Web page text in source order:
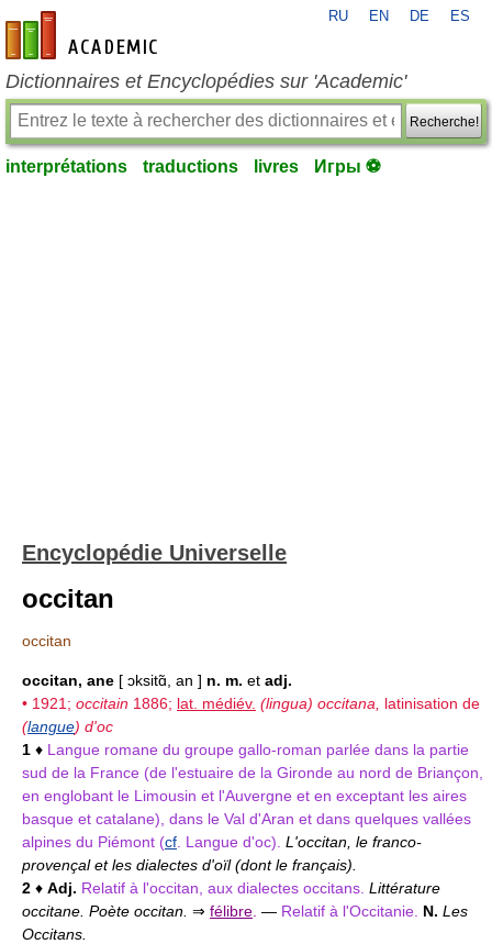
fr-academic.com
RU EN DE ES
Dictionnaires et Encyclopédies sur 'Academic'
Recherche!
interprétations traductions livres Игры ⚽
Encyclopédie Universelle
occitan
occitan
occitan, ane [ ɔksitɑ̃, an ] n. m. et adj.
• 1921; occitain 1886; lat. médiév. (lingua) occitana,
latinisation de
(langue) d'oc
1 ♦ Langue romane du groupe gallo-roman parlée dans la partie
sud de la France (de l'estuaire de la Gironde au nord de Briançon,
en englobant le Limousin et l'Auvergne et en exceptant les aires
basque et catalane), dans le Val d'Aran et dans quelques vallées
alpines du Piémont (cf . Langue d'oc). L'occitan, le franco-
provençal et les dialectes d'oïl (dont le français).
2 ♦ Adj. Relatif à l'occitan, aux dialectes occitans. Littérature
occitane. Poète occitan. ⇒ félibre — Relatif à l'Occitanie. N. Les
Occitans.